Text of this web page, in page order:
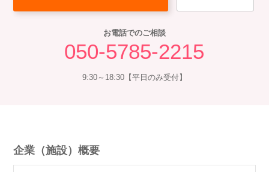
お電話でのご相談
050-5785-2215
9:30～18:30【平日のみ受付】
企業（施設）概要